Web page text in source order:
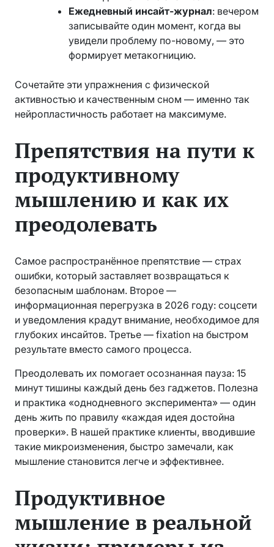
Ежедневный инсайт-журнал: вечером
записывайте один момент, когда вы
увидели проблему по-новому, — это
формирует метакогницию.
Сочетайте эти упражнения с физической
активностью и качественным сном — именно так
нейропластичность работает на максимуме.
Препятствия на пути к
продуктивному
мышлению и как их
преодолевать
Самое распространённое препятствие — страх
ошибки, который заставляет возвращаться к
безопасным шаблонам. Второе —
информационная перегрузка в 2026 году: соцсети
и уведомления крадут внимание, необходимое для
глубоких инсайтов. Третье — fixation на быстром
результате вместо самого процесса.
Преодолевать их помогает осознанная пауза: 15
минут тишины каждый день без гаджетов. Полезна
и практика «однодневного эксперимента» — один
день жить по правилу «каждая идея достойна
проверки». В нашей практике клиенты, вводившие
такие микроизменения, быстро замечали, как
мышление становится легче и эффективнее.
Продуктивное
мышление в реальной